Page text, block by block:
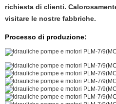
richiesta di clienti.
visitare le nostre fabbriche.
Processo di produzione: